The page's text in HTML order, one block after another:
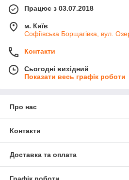
Працює з 03.07.2018
м. Київ
Софіївська Борщагівка, вул.
Контакти
Сьогодні вихідний
Показати весь графік роботи
Про нас
Контакти
Доставка та оплата